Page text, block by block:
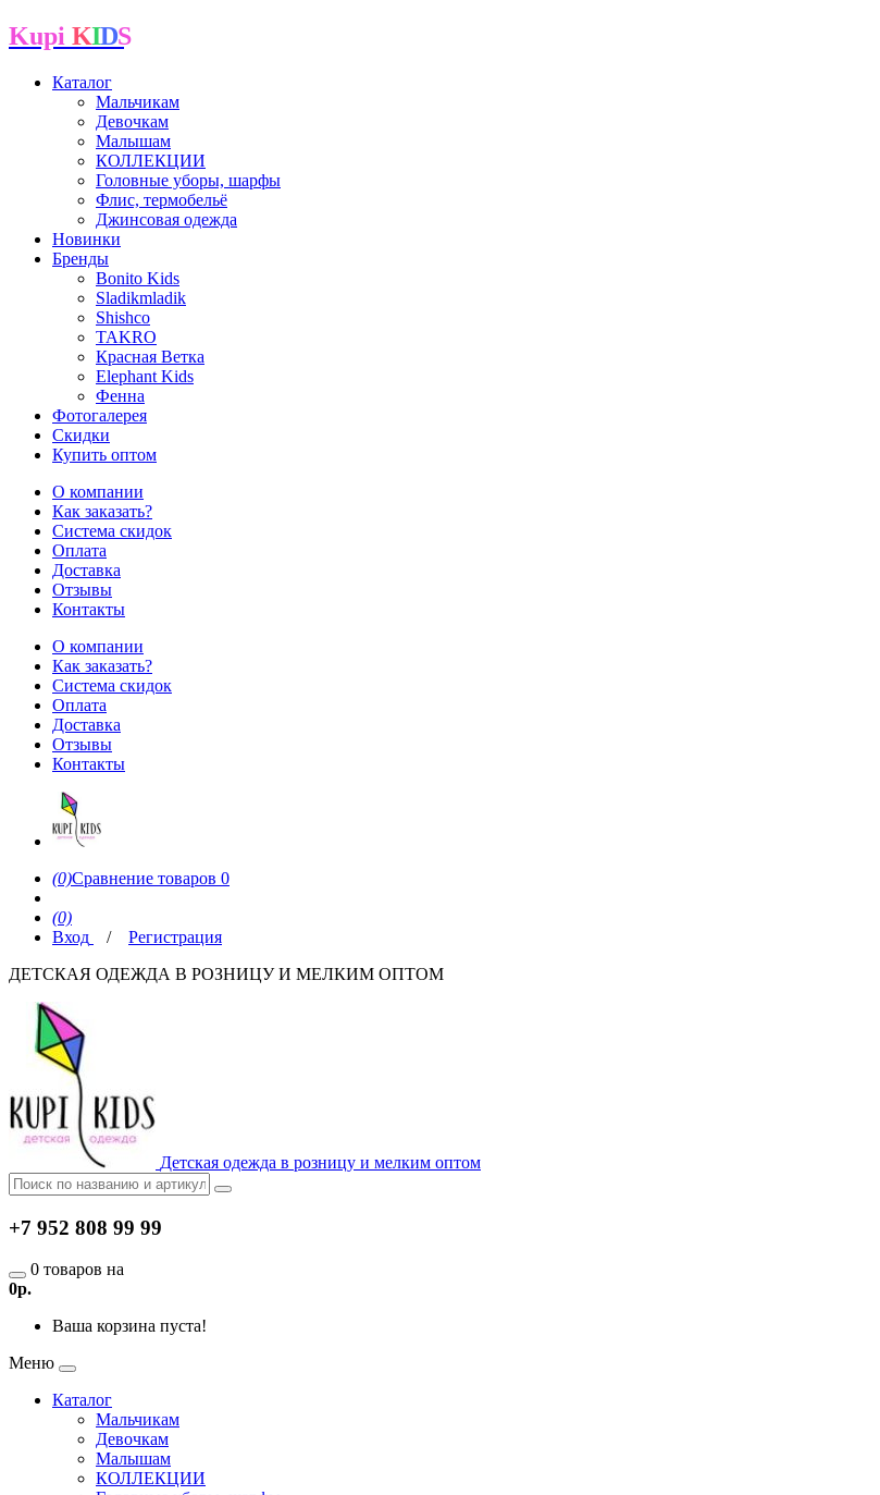
Kupi K I D S
Каталог
Мальчикам
Девочкам
Малышам
КОЛЛЕКЦИИ
Головные уборы, шарфы
Флис, термобельё
Джинсовая одежда
Новинки
Бренды
Bonito Kids
Sladikmladik
Shishco
TAKRO
Красная Ветка
Elephant Kids
Фенна
Фотогалерея
Скидки
Купить оптом
О компании
Как заказать?
Система скидок
Оплата
Доставка
Отзывы
Контакты
О компании
Как заказать?
Система скидок
Оплата
Доставка
Отзывы
Контакты
(0)Сравнение товаров 0
(0)
Вход
/
Регистрация
ДЕТСКАЯ ОДЕЖДА В РОЗНИЦУ И МЕЛКИМ ОПТОМ
Детская одежда в розницу и мелким оптом
+7 952 808 99 99
0 товаров на
0р.
Ваша корзина пуста!
Меню
Каталог
Мальчикам
Девочкам
Малышам
КОЛЛЕКЦИИ